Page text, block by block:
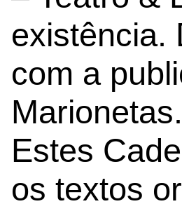
existência.
com a
Marionetas.
Estes
os textos